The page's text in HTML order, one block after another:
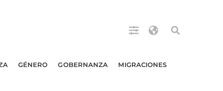
GÉNERO GOBERNANZA MIGRACIONES